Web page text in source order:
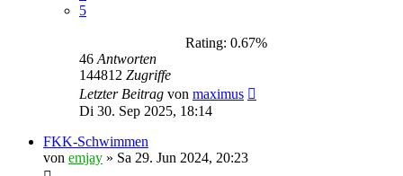
5
Rating: 0.67%
46 Antworten
144812 Zugriffe
Letzter Beitrag von maximus
Di 30. Sep 2025, 18:14
FKK-Schwimmen
von emjay » Sa 29. Jun 2024, 20:23